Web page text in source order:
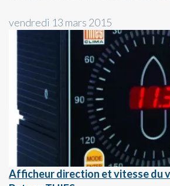
vendredi 13 mars 2015
Afficheur direction et vitesse du